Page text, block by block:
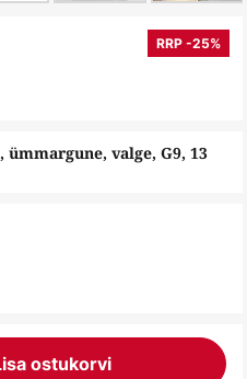
valge, G9, 13
RRP -25%
ostukorvi